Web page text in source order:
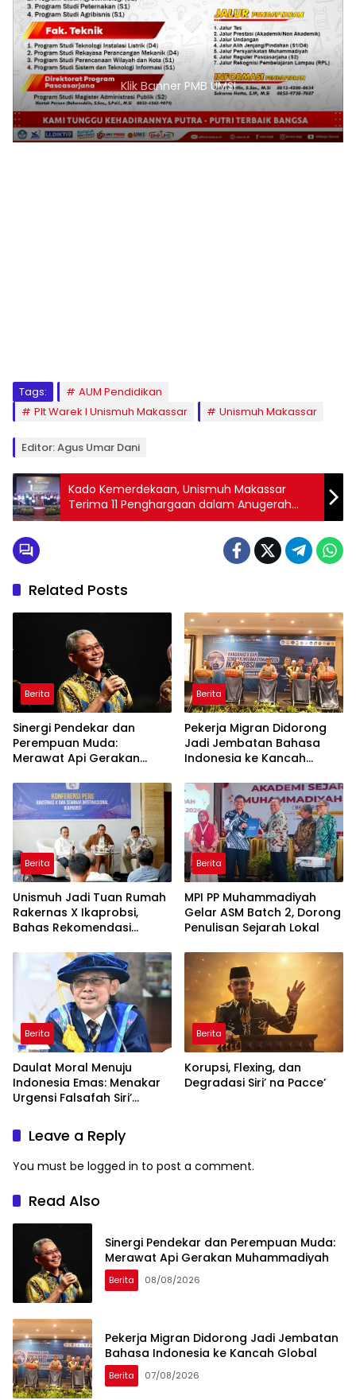
Klik Banner PMB UMSI
Tags:
AUM Pendidikan
Plt Warek I Unismuh Makassar
Unismuh Makassar
Editor: Agus Umar Dani
Kado Kemerdekaan, Unismuh Makassar
Terima 11 Penghargaan dalam Anugerah
Perguruan Tinggi LLDIKTI IX
Related Posts
Berita
Sinergi Pendekar dan
Perempuan Muda:
Merawat Api Gerakan
Berita
Pekerja Migran Didorong
Jadi Jembatan Bahasa
Indonesia ke Kancah
Berita
Unismuh Jadi Tuan Rumah
Rakernas X Ikaprobsi,
Bahas Rekomendasi
Indonesia di Tingkat
Global
Berita
MPI PP Muhammadiyah
Gelar ASM Batch 2, Dorong
Penulisan Sejarah Lokal
Berita
Daulat Moral Menuju
Indonesia Emas: Menakar
Urgensi Falsafah Siri’
Ancaman Kleptokrasi
Berita
Korupsi, Flexing, dan
Degradasi Siri’ na Pacce’
Leave a Reply
You must be logged in to post a comment.
Read Also
Sinergi Pendekar dan Perempuan Muda:
Merawat Api Gerakan Muhammadiyah
Berita 08/08/2026
Pekerja Migran Didorong Jadi Jembatan
Bahasa Indonesia ke Kancah Global
Berita 07/08/2026